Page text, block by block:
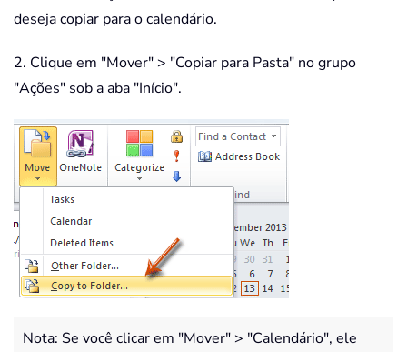
deseja copiar para o calendário.
2. Clique em "Mover" > "Copiar para Pasta" no grupo
"Ações" sob a aba "Início".
Nota: Se você clicar em "Mover" > "Calendário", ele